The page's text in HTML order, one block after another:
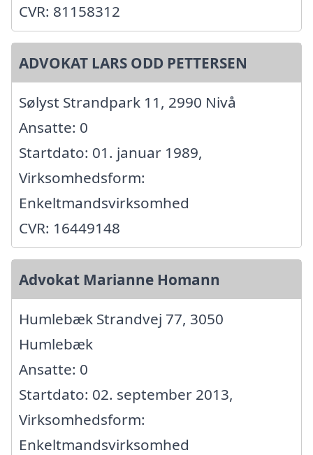
CVR: 81158312
ADVOKAT LARS ODD PETTERSEN
Sølyst Strandpark 11, 2990 Nivå
Ansatte: 0
Startdato: 01. januar 1989,
Virksomhedsform:
Enkeltmandsvirksomhed
CVR: 16449148
Advokat Marianne Homann
Humlebæk Strandvej 77, 3050
Humlebæk
Ansatte: 0
Startdato: 02. september 2013,
Virksomhedsform:
Enkeltmandsvirksomhed